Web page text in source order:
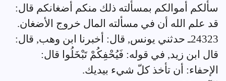
سألكم أموالكم بمسألته ذلك منكم أضغانكم قال:
قد علم الله أن في مسألته المال خروج الأضغان.
24323ـ حدثني يونس, قال: أخبرنا ابن وهب, قال:
قال ابن زيد, في قوله: فَيُحْفِكُمْ تَبْخَلُوا قال:
الإحفاء: أن تأخذ كلّ شيء بيديك.